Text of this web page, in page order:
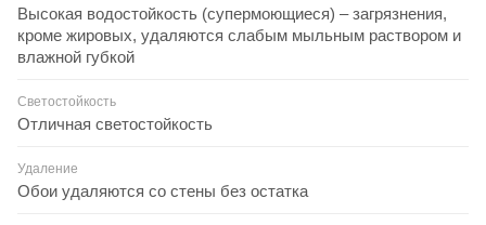
Высокая водостойкость (супермоющиеся) – загрязнения,
кроме жировых, удаляются слабым мыльным раствором и
влажной губкой
Светостойкость
Отличная светостойкость
Удаление
Обои удаляются со стены без остатка